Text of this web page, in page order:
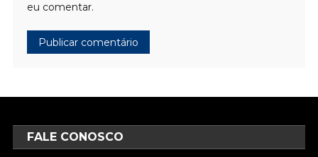
eu comentar.
FALE CONOSCO